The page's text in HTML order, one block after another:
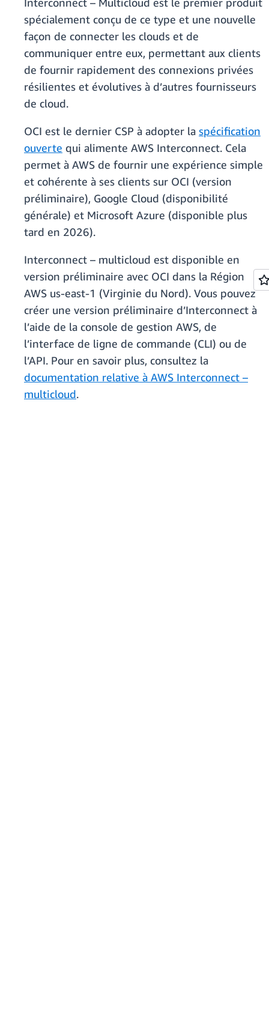
spécialement conçu de ce type et une nouvelle
façon de connecter les clouds et de
communiquer entre eux, permettant aux clients
de fournir rapidement des connexions privées
résilientes et évolutives à d’autres fournisseurs
de cloud.
OCI est le dernier CSP à adopter la spécification
ouverte qui alimente AWS Interconnect. Cela
permet à AWS de fournir une expérience simple
et cohérente à ses clients sur OCI (version
préliminaire), Google Cloud (disponibilité
générale) et Microsoft Azure (disponible plus
tard en 2026).
Interconnect – multicloud est disponible en
version préliminaire avec OCI dans la Région
AWS us-east-1 (Virginie du Nord). Vous pouvez
créer une version préliminaire d’Interconnect à
l’aide de la console de gestion AWS, de
l’interface de ligne de commande (CLI) ou de
l’API. Pour en savoir plus, consultez la
documentation relative à AWS Interconnect –
multicloud.